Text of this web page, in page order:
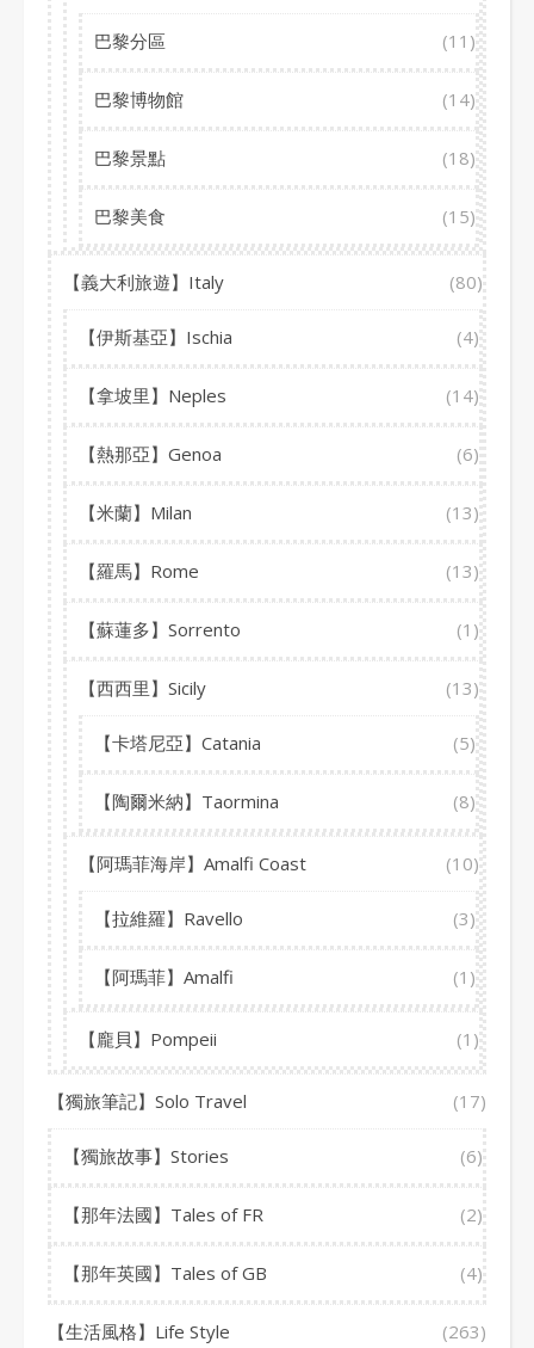
巴黎分區 (11)
巴黎博物館 (14)
巴黎景點 (18)
巴黎美食 (15)
【義大利旅遊】Italy (80)
【伊斯基亞】Ischia (4)
【拿坡里】Neples (14)
【熱那亞】Genoa (6)
【米蘭】Milan (13)
【羅馬】Rome (13)
【蘇蓮多】Sorrento (1)
【西西里】Sicily (13)
【卡塔尼亞】Catania (5)
【陶爾米納】Taormina (8)
【阿瑪菲海岸】Amalfi Coast (10)
【拉維羅】Ravello (3)
【阿瑪菲】Amalfi (1)
【龐貝】Pompeii (1)
【獨旅筆記】Solo Travel (17)
【獨旅故事】Stories (6)
【那年法國】Tales of FR (2)
【那年英國】Tales of GB (4)
【生活風格】Life Style (263)